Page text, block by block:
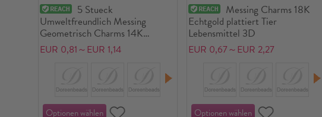
5 Stueck
Umweltfreundlich Messing
Geometrisch Charms 14K
Echtgold plattiert Sternenstaub
EUR 0,81～EUR 1,14
Messing Charms 18K
Echtgold plattiert Tier
Lebensmittel 3D
EUR 0,67～EUR 2,27